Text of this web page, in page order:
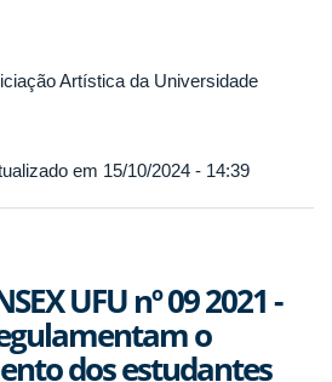
Artística da Universidade
em 15/10/2024 - 14:39
UFU nº 09 2021 -
o
dos estudantes